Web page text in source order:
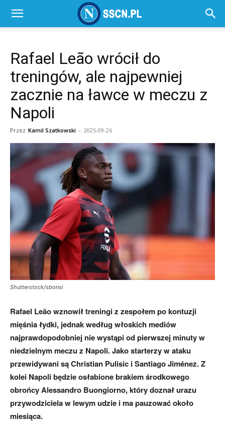
SSC
Napoli
Rafael Leão wrócił do
treningów, ale najpewniej
zacznie na ławce w meczu z
Napoli
Przez Kamil Szatkowski - 2025-09-26
Shutterstock/sbonsi
Rafael Leão wznowił treningi z zespołem po kontuzji
mięśnia łydki, jednak według włoskich mediów
najprawdopodobniej nie wystąpi od pierwszej minuty w
niedzielnym meczu z Napoli. Jako starterzy w ataku
przewidywani są Christian Pulisic i Santiago Jiménez. Z
kolei Napoli będzie osłabione brakiem środkowego
obrońcy Alessandro Buongiorno, który doznał urazu
przywodziciela w lewym udzie i ma pauzować około
miesiąca.